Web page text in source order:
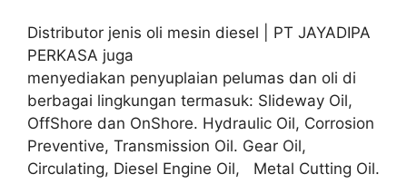
Distributor jenis oli mesin diesel | PT JAYADIPA
PERKASA juga
menyediakan penyuplaian pelumas dan oli di
berbagai lingkungan termasuk: Slideway Oil,
OffShore dan OnShore. Hydraulic Oil, Corrosion
Preventive, Transmission Oil. Gear Oil,
Circulating, Diesel Engine Oil, Metal Cutting Oil.